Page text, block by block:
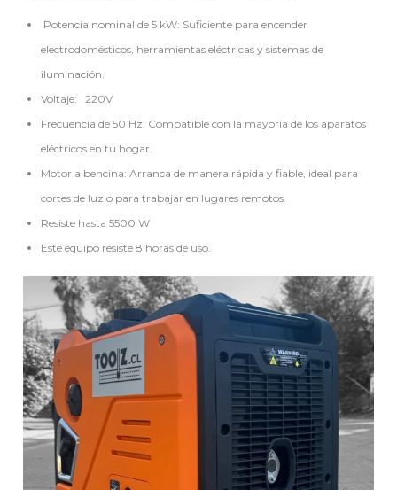
Potencia nominal de 5 kW: Suficiente para encender
electrodomésticos, herramientas eléctricas y sistemas de
iluminación.
Voltaje: 220V
Frecuencia de 50 Hz: Compatible con la mayoría de los aparatos
eléctricos en tu hogar.
Motor a bencina: Arranca de manera rápida y fiable, ideal para
cortes de luz o para trabajar en lugares remotos.
Resiste hasta 5500 W
Este equipo resiste 8 horas de uso.